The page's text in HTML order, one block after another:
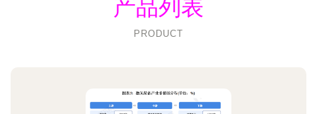
产品列表
PRODUCT